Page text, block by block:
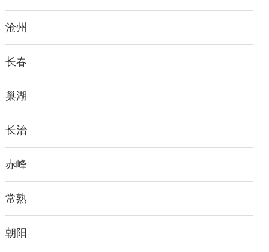
沧州
长春
巢湖
长治
赤峰
常熟
朝阳